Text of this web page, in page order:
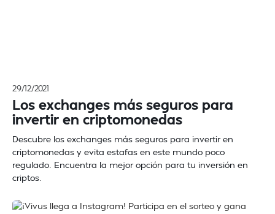
29/12/2021
Los exchanges más seguros para
invertir en criptomonedas
Descubre los exchanges más seguros para invertir en
criptomonedas y evita estafas en este mundo poco
regulado. Encuentra la mejor opción para tu inversión en
criptos.